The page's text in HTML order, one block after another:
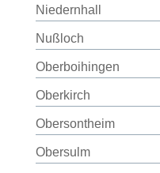
Niedernhall
Nußloch
Oberboihingen
Oberkirch
Obersontheim
Obersulm